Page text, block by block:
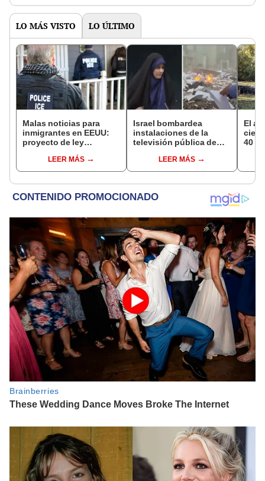
LO MÁS VISTO LO ÚLTIMO
Malas noticias para
inmigrantes en EEUU:
proyecto de ley
condados de Texas a
colaborar con ICE
LEER MÁS
Israel bombardea
instalaciones de la
televisión pública de
cortó por explosión en
vivo
LEER MÁS
El
40
asno
vida